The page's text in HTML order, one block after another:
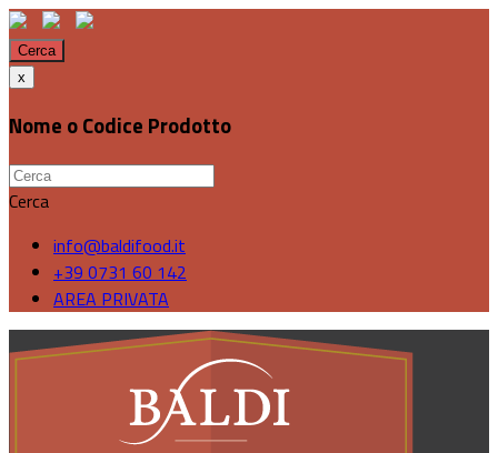
Cerca
x
Nome o Codice Prodotto
Cerca
info@baldifood.it
+39 0731 60 142
AREA PRIVATA